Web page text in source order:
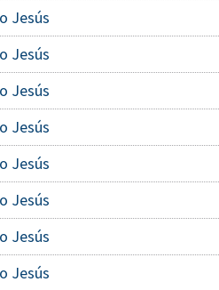
Jesús
Jesús
Jesús
Jesús
Jesús
Jesús
Jesús
Jesús